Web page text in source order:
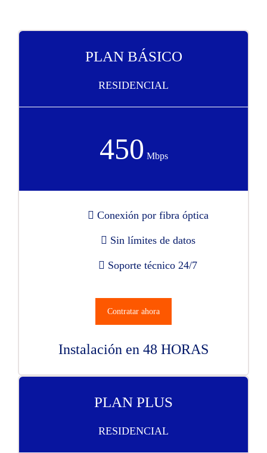
PLAN BÁSICO
RESIDENCIAL
450 Mbps
Conexión por fibra óptica
Sin límites de datos
Soporte técnico 24/7
Contratar ahora
Instalación en 48 HORAS
PLAN PLUS
RESIDENCIAL